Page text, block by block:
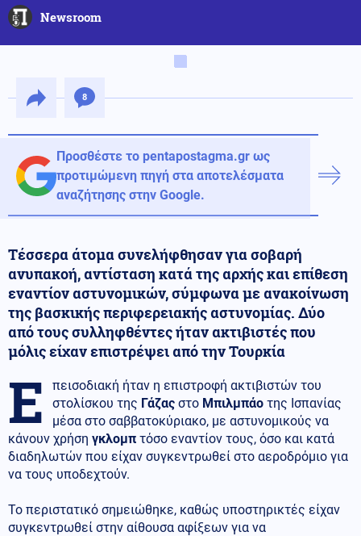
Newsroom
8
Προσθέστε το pentapostagma.gr ως
προτιμώμενη πηγή στα αποτελέσματα
αναζήτησης στην Google.
Τέσσερα άτομα συνελήφθησαν για σοβαρή
ανυπακοή, αντίσταση κατά της αρχής και επίθεση
εναντίον αστυνομικών, σύμφωνα με ανακοίνωση
της βασκικής περιφερειακής αστυνομίας. Δύο
από τους συλληφθέντες ήταν ακτιβιστές που
μόλις είχαν επιστρέψει από την Τουρκία
Ε
πεισοδιακή ήταν η επιστροφή ακτιβιστών του
στολίσκου της Γάζας στο Μπιλμπάο της Ισπανίας
μέσα στο σαββατοκύριακο, με αστυνομικούς να
κάνουν χρήση γκλομπ τόσο εναντίον τους, όσο και κατά
διαδηλωτών που είχαν συγκεντρωθεί στο αεροδρόμιο για
να τους υποδεχτούν.
Το περιστατικό σημειώθηκε, καθώς υποστηρικτές είχαν
συγκεντρωθεί στην αίθουσα αφίξεων για να